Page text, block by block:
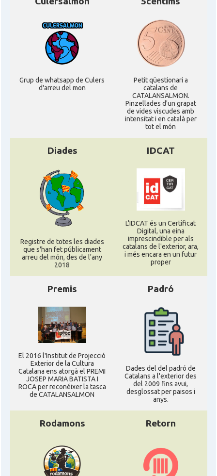
Grup de whatsapp de Culers
d'arreu del mon
Petit qüestionari a
catalans de
CATALANSALMON.
Pinzellades d'un grapat
de vides viscudes amb
intensitat i en català per
tot el món
Diades
Registre de totes les diades
que s'han fet públicament
arreu del món, des de l'any
2018
IDCAT
L'IDCAT és un Certificat
Digital, una eina
imprescindible per als
catalans de l'exterior, ara,
i més encara en un futur
proper
Premis
El 2016 l'Institut de Projecció
Exterior de la Cultura
Catalana ens atorgà el PREMI
JOSEP MARIA BATISTA I
ROCA per reconéixer la tasca
de CATALANSALMON
Padró
Dades del del padró de
Catalans a l'exterior des
del 2009 fins avui,
desglossat per paisos i
anys.
Rodamons Retorn